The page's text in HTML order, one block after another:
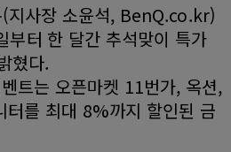
지사장 소윤석, BenQ.co.kr)
부터 한 달간 추석맞이 특가
혔다.
트는 오픈마켓 11번가, 옥션,
터를 최대 8%까지 할인된 금